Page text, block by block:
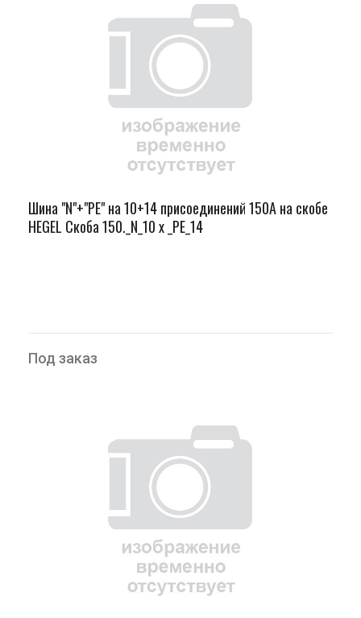
Шина "N"+"PЕ" на 10+14 присоединений 150А на скобе
HEGEL Скоба 150._N_10 х _PE_14
Под заказ